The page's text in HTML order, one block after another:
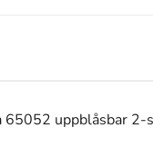
65052 uppblåsbar 2-